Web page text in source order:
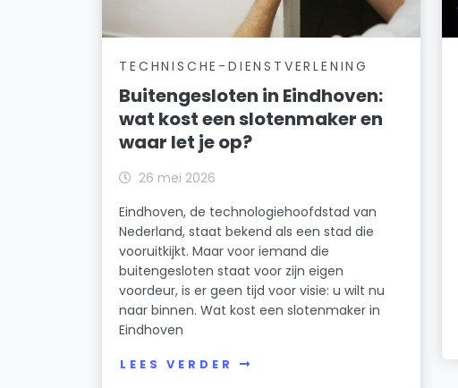
TECHNISCHE-DIENSTVERLENING
Buitengesloten in Eindhoven:
wat kost een slotenmaker en
waar let je op?
26 mei 2026
Eindhoven, de technologiehoofdstad van
Nederland, staat bekend als een stad die
vooruitkijkt. Maar voor iemand die
buitengesloten staat voor zijn eigen
voordeur, is er geen tijd voor visie: u wilt nu
naar binnen. Wat kost een slotenmaker in
Eindhoven
LEES VERDER